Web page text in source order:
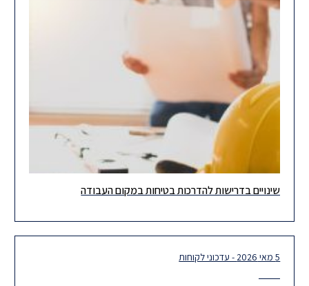
ביום 14 ביולי 2026 פורסם תיקון לתקנות ארגון הפיקוח על העבודה
שינויים בדרישות להדרכות בטיחות במקום העבודה
5 מאי 2026 - עדכוני לקוחות